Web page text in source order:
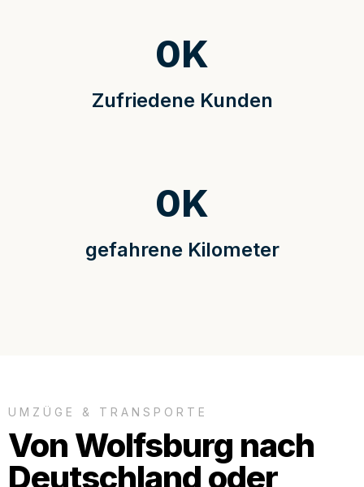
Zufriedene Kunden
0K
gefahrene Kilometer
0K
UMZÜGE & TRANSPORTE
Von Wolfsburg nach
Deutschland oder